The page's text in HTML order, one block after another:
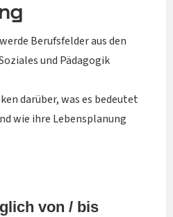
Berufsfelder aus den
und Pädagogik
darüber, was es bedeutet
wie ihre Lebensplanung
von / bis